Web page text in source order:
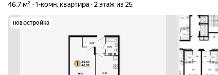
46,7 м²
1-комн. квартира 2 этаж из 25
новостройка